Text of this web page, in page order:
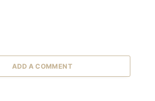
ADD A COMMENT